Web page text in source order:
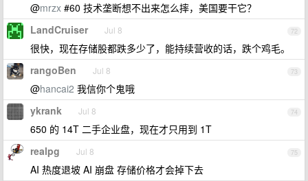
@mrzx #60 技术垄断想不出来怎么摔，美国要干它？
72
LandCruiser Jul 8
很快，现在存储股都跌多少了，能持续营收的话，跌个鸡毛。
73
rangoBen Jul 8
@hancai2 我信你个鬼哦
74
ykrank Jul 8
650 的 14T 二手企业盘，现在才只用到 1T
75
realpg Jul 8
AI 热度退坡 AI 崩盘 存储价格才会掉下去